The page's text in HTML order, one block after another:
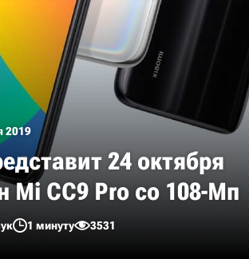
2019
24 октября
Mi CC9 Pro со 108-Мп
1 минуту 3531